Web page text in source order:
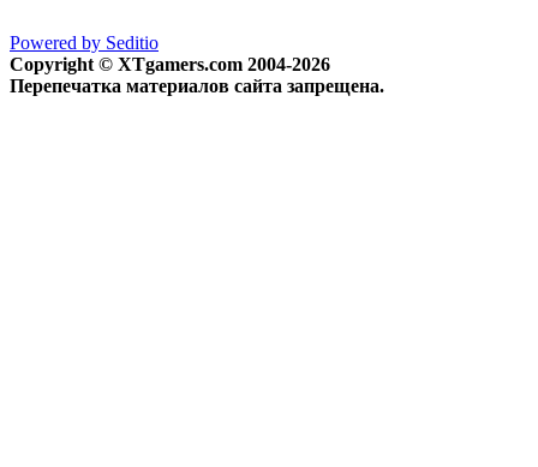
Powered by Seditio
Copyright © XTgamers.com 2004-2026
Перепечатка материалов сайта запрещена.